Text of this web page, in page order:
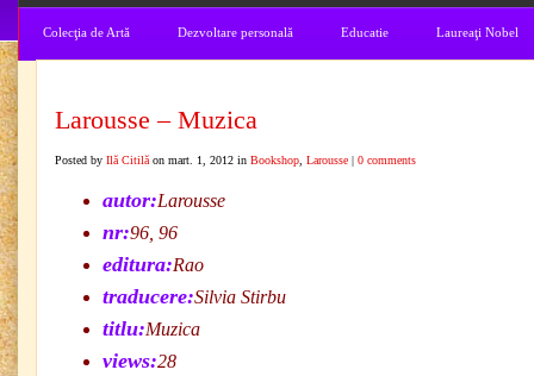
Colecţia de Artă Dezvoltare personală Educatie Laureaţi Nobel
Larousse – Muzica
Posted by Ilă Citilă on mart. 1, 2012 in Bookshop Larousse | 0 comments
autor:Larousse
nr:96, 96
editura:Rao
traducere:Silvia Stirbu
titlu:Muzica
views:28